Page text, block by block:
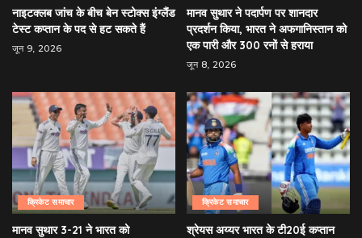
नाइटक्लब जांच के बीच बेन स्टोक्स इंग्लैंड
टेस्ट कप्तान के पद से हट सकते हैं
जून 9, 2026
मानव सुथार ने पदार्पण पर शानदार
प्रदर्शन किया, भारत ने अफगानिस्तान को
एक पारी और 300 रनों से हराया
जून 8, 2026
क्रिकेट समाचार
मानव सुथार 3-21 ने भारत को
क्रिकेट समाचार
श्रेयस अय्यर भारत के टी20ई कप्तान